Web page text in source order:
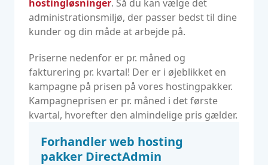
hostingløsninger. Så du kan vælge det
administrationsmiljø, der passer bedst til dine
kunder og din måde at arbejde på.
Priserne nedenfor er pr. måned og
fakturering pr. kvartal! Der er i øjeblikket en
kampagne på prisen på vores hostingpakker.
Kampagneprisen er pr. måned i det første
kvartal, hvorefter den almindelige pris gælder.
Forhandler web hosting
pakker DirectAdmin